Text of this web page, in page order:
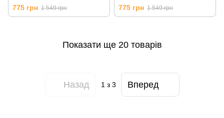
(7455В)
775 грн 1 549 грн 775 грн 1 549 грн
Показати ще 20 товарів
Назад 1з 3 Вперед